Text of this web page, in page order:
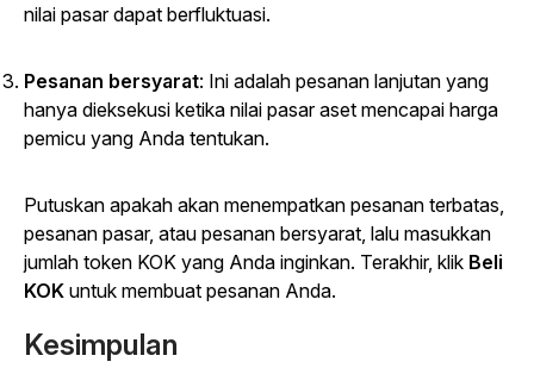
nilai pasar dapat berfluktuasi.
Pesanan bersyarat: Ini adalah pesanan lanjutan yang
hanya dieksekusi ketika nilai pasar aset mencapai harga
pemicu yang Anda tentukan.
Putuskan apakah akan menempatkan pesanan terbatas,
pesanan pasar, atau pesanan bersyarat, lalu masukkan
jumlah token KOK yang Anda inginkan. Terakhir, klik Beli
KOK untuk membuat pesanan Anda.
Kesimpulan